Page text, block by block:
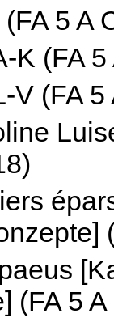
5 A
K (FA
V (FA 5
(FA 5